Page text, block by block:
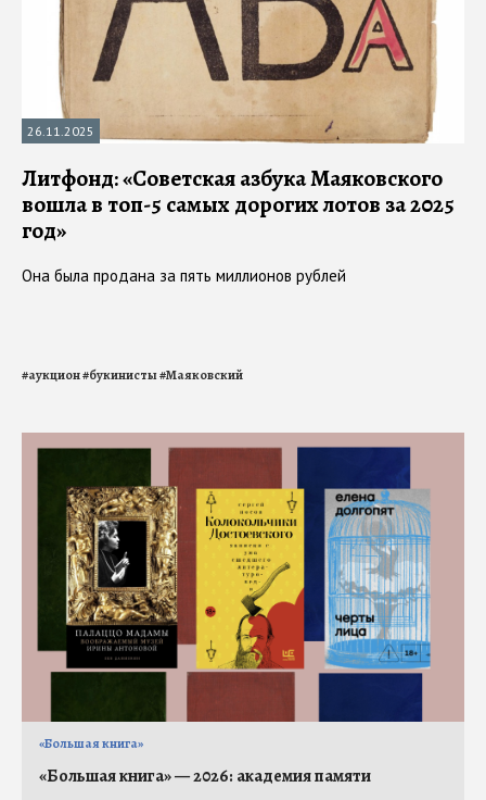
26.11.2025
Литфонд: «Советская азбука Маяковского
вошла в топ-5 самых дорогих лотов за 2025
год»
Она была продана за пять миллионов рублей
#аукцион#букинисты#Маяковский
«Большая книга»
«Большая книга» — 2026: академия памяти